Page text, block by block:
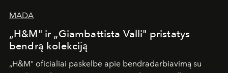
MADA
„H&M" ir „Giambattista Valli" pristatys
bendrą kolekciją
„H&M" oficialiai paskelbė apie bendradarbiavimą su